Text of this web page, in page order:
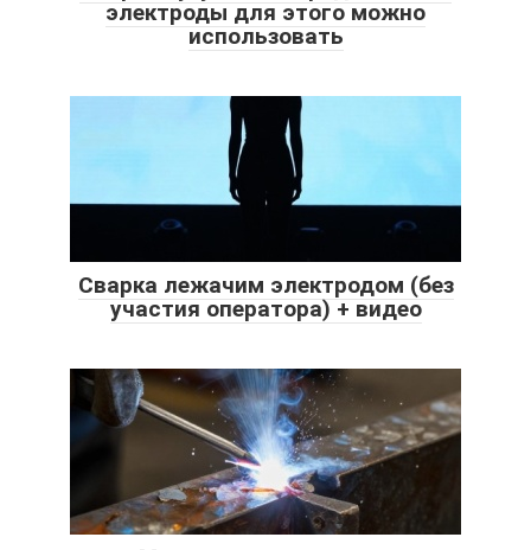
электроды для этого можно
использовать
Сварка лежачим электродом (без
участия оператора) + видео